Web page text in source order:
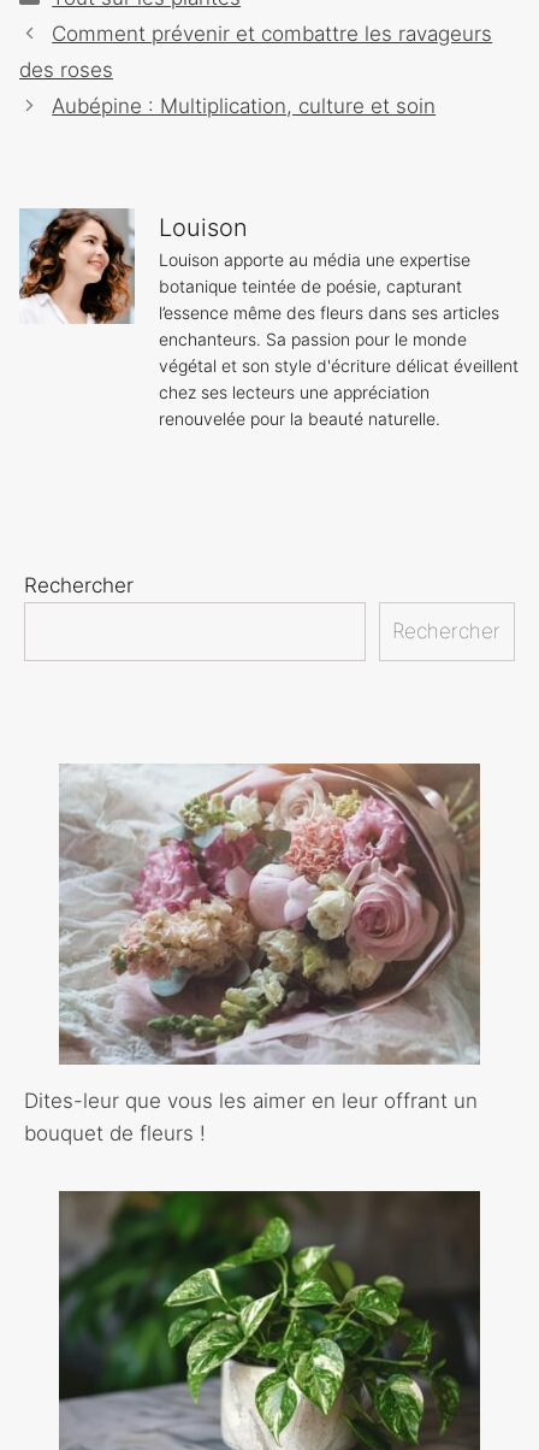
Navigation
des
Comment prévenir et combattre les ravageurs
des roses
Aubépine : Multiplication, culture et soin
Louison
Louison apporte au média une expertise
botanique teintée de poésie, capturant
l’essence même des fleurs dans ses articles
enchanteurs. Sa passion pour le monde
végétal et son style d'écriture délicat éveillent
chez ses lecteurs une appréciation
renouvelée pour la beauté naturelle.
Rechercher
Rechercher
Dites-leur que vous les aimer en leur offrant un
bouquet de fleurs !